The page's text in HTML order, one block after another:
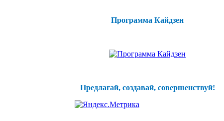
Программа Кайдзен
Предлагай, создавай, совершенствуй!